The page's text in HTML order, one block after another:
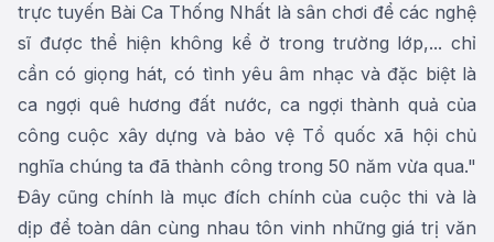
trực tuyến Bài Ca Thống Nhất là sân chơi để các nghệ
sĩ được thể hiện không kể ở trong trường lớp,... chỉ
cần có giọng hát, có tình yêu âm nhạc và đặc biệt là
ca ngợi quê hương đất nước, ca ngợi thành quả của
công cuộc xây dựng và bảo vệ Tổ quốc xã hội chủ
nghĩa chúng ta đã thành công trong 50 năm vừa qua."
Đây cũng chính là mục đích chính của cuộc thi và là
dịp để toàn dân cùng nhau tôn vinh những giá trị văn